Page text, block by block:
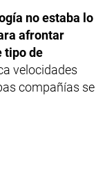
no estaba lo
afrontar
tipo de
velocidades
compañías se